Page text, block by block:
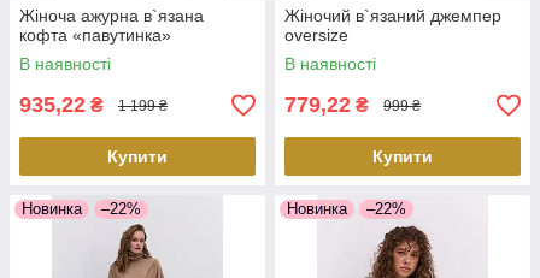
Жіноча ажурна в`язана
кофта «павутинка»
В наявності
935,22 ₴ 1 199 ₴
Купити
Жіночий в`язаний джемпер
oversize
В наявності
779,22 ₴ 999 ₴
Купити
Новинка –22% Новинка –22%